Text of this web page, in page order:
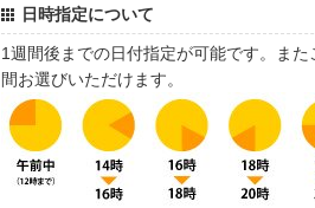
日時指定について
1週間後までの日付指定が可能です。ま
間お選びいただけます。